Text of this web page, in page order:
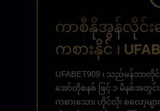
ကာစီနိုအွန်လိုင်းလ
ကစားနိုင် ၊
UFABET909 ၊ သည်မန်ဘ
အော်တိုစနစ် ဖြင့် ၁ မိနစ်အတွ
ကစားသော၊ ဟိုင်လို၊ စလော့မျ